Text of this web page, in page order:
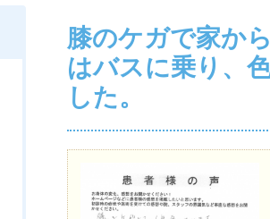
膝のケガで家か
はバスに乗り、
した。